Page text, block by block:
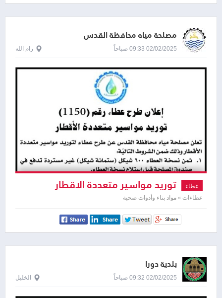
مصلحة مياه محافظة القدس
02/02/2025 09:33 صباحاً رام الله
عطاء توريد مواسير متعددة الاقطار
عطاءات » مواد بناء وأدوات صحية
بلدية دورا
02/02/2025 09:32 صباحاً الخليل